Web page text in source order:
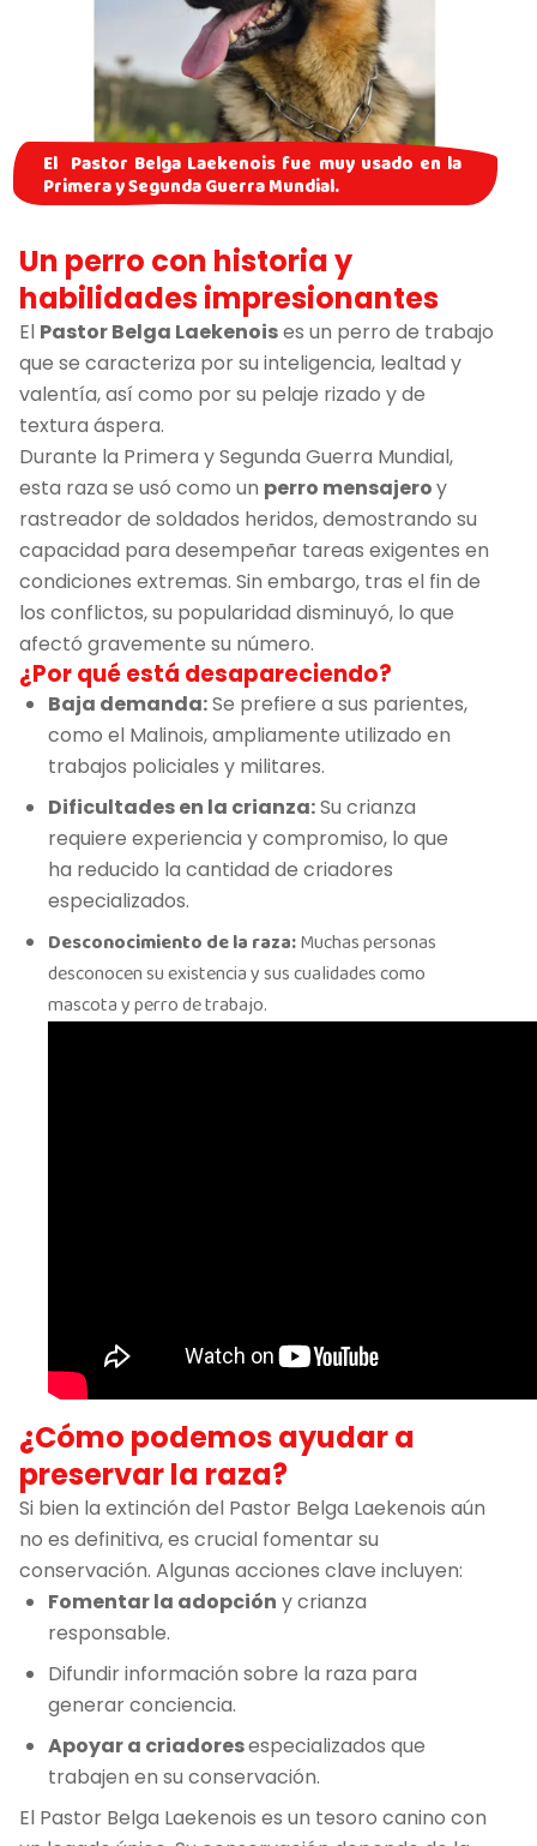
El Pastor Belga Laekenois fue muy usado en la
Primera y Segunda Guerra Mundial.
Un perro con historia y
habilidades impresionantes
El Pastor Belga Laekenoises un perro de trabajo
que se caracteriza por su inteligencia, lealtad y
valentía, así como por su pelaje rizado y de
textura áspera.
Durante la Primera y Segunda Guerra Mundial,
esta raza se usó como un perro mensajeroy
rastreador de soldados heridos, demostrando su
capacidad para desempeñar tareas exigentes en
condiciones extremas. Sin embargo, tras el fin de
los conflictos, su popularidad disminuyó, lo que
afectó gravemente su número.
¿Por qué está desapareciendo?
Baja demanda:Se prefiere a sus parientes,
como el Malinois, ampliamente utilizado en
trabajos policiales y militares.
Dificultades en la crianza:Su crianza
requiere experiencia y compromiso, lo que
ha reducido la cantidad de criadores
especializados.
Desconocimiento de la raza:Muchas personas
desconocen su existencia y sus cualidades como
mascota y perro de trabajo.
¿Cómo podemos ayudar a
preservar la raza?
Si bien la extinción del Pastor Belga Laekenois aún
no es definitiva, es crucial fomentar su
conservación. Algunas acciones clave incluyen:
Fomentar la adopción y crianza
responsable.
Difundir información sobre la raza para
generar conciencia.
Apoyar a criadoresespecializados que
trabajen en su conservación.
El Pastor Belga Laekenois es un tesoro canino con